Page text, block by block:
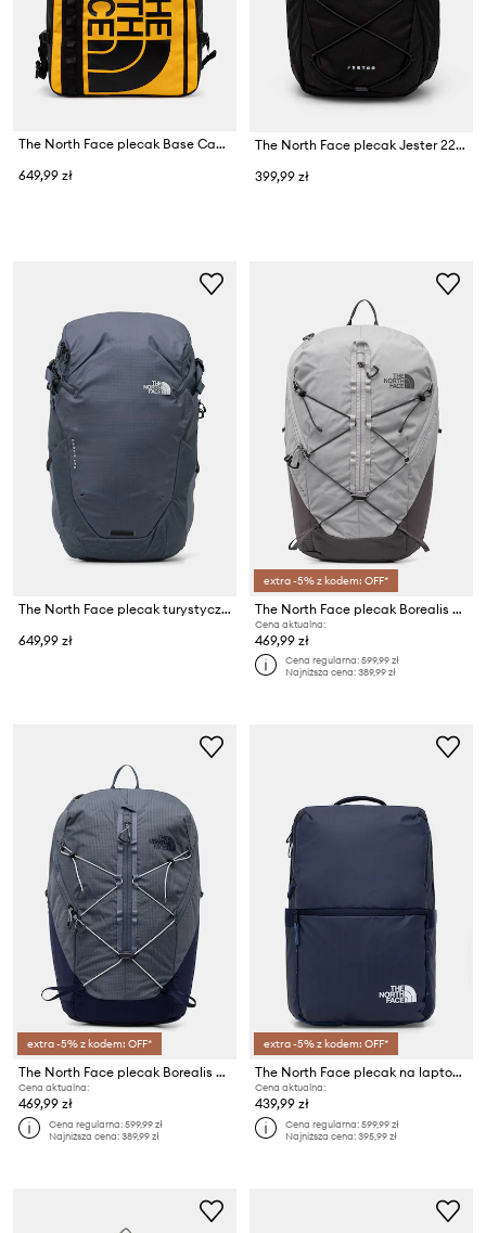
The North Face plecak Base Camp Fuse Box
649,99 zł
The North Face plecak Jester 22L
399,99 zł
The North Face plecak turystyczny KABAN
649,99 zł
extra -5% z kodem: OFF*
The North Face plecak Borealis Trail
Cena aktualna:
469,99 zł
Cena regularna:599,99 zł
Najniższa cena:389,99 zł
extra -5% z kodem: OFF*
The North Face plecak Borealis Trail
Cena aktualna:
469,99 zł
Cena regularna:599,99 zł
Najniższa cena:389,99 zł
extra -5% z kodem: OFF*
The North Face plecak na laptopa Base Camp Voyager
Cena aktualna:
439,99 zł
Cena regularna:599,99 zł
Najniższa cena:395,99 zł